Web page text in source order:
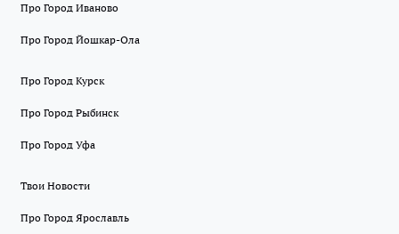
Про Город Иваново
Про Город Йошкар-Ола
Про Город Курск
Про Город Рыбинск
Про Город Уфа
Твои Новости
Про Город Ярославль